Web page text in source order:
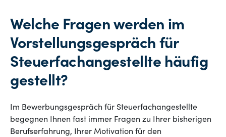
Welche Fragen werden im
Vorstellungsgespräch für
Steuerfachangestellte häufig
gestellt?
Im Bewerbungsgespräch für Steuerfachangestellte
begegnen Ihnen fast immer Fragen zu Ihrer bisherigen
Berufserfahrung, Ihrer Motivation für den